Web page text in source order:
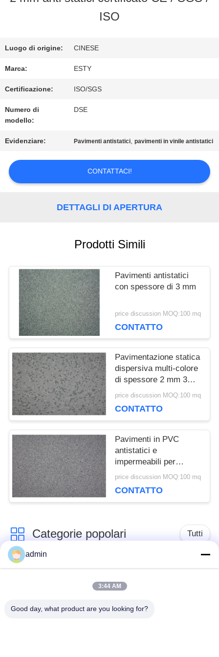
VISITA
ALLA
FABBRICA
QUALITÀ
CONTATTACI
CASI
CHIEDI UN
PREVENTIVO
MAPPA
DEL
SITO
POLITICA
SULLA
PRIVACY
ISO
Luogo di origine: CINESE
Marca: ESTY
Certificazione: ISO/SGS
Numero di
modello:
DSE
Evidenziare: Pavimenti antistatici,pavimenti in vinile antistatici
CONTATTACI!
DETTAGLI DI APERTURA
Prodotti Simili
Pavimenti antistatici
con spessore di 3 mm
price discussion MOQ:100 mq
CONTATTO
Pavimentazione statica
dispersiva multi-colore
di spessore 2 mm 3
mm Esd per la sala
price discussion MOQ:100 mq
CONTATTO
Pavimenti in PVC
antistatici e
impermeabili per
computer.
price discussion MOQ:100 mq
CONTATTO
Categorie popolari Tutti
pavimentazione di
lusso delle mattonelle
admin
3:44 AM
Good day, what product are you looking for?